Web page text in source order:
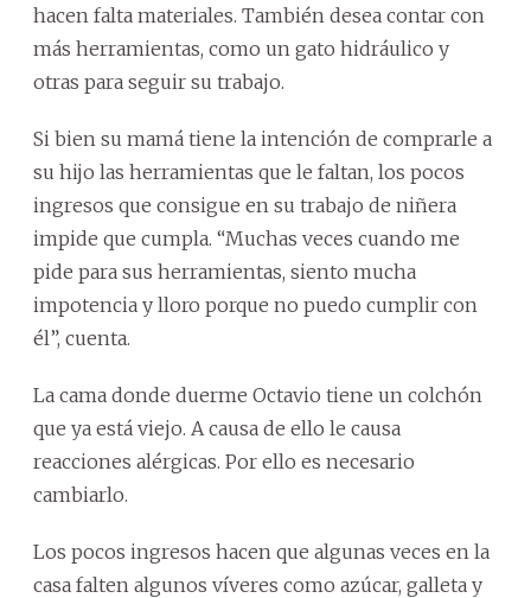
hacen falta materiales. También desea contar con
más herramientas, como un gato hidráulico y
otras para seguir su trabajo.
Si bien su mamá tiene la intención de comprarle a
su hijo las herramientas que le faltan, los pocos
ingresos que consigue en su trabajo de niñera
impide que cumpla. “Muchas veces cuando me
pide para sus herramientas, siento mucha
impotencia y lloro porque no puedo cumplir con
él”, cuenta.
La cama donde duerme Octavio tiene un colchón
que ya está viejo. A causa de ello le causa
reacciones alérgicas. Por ello es necesario
cambiarlo.
Los pocos ingresos hacen que algunas veces en la
casa falten algunos víveres como azúcar, galleta y